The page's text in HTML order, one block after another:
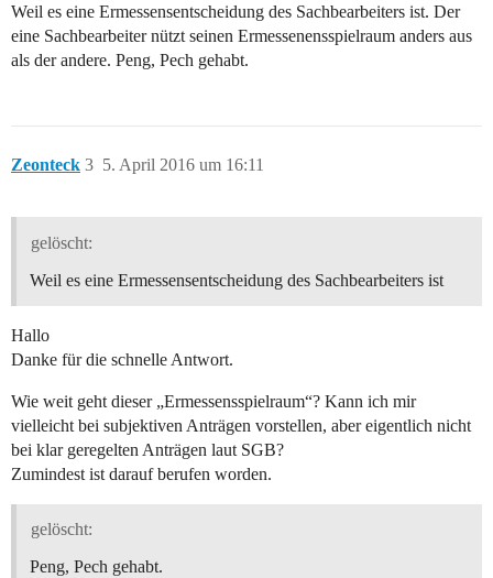
Weil es eine Ermessensentscheidung des Sachbearbeiters ist. Der
eine Sachbearbeiter nützt seinen Ermessenensspielraum anders aus
als der andere. Peng, Pech gehabt.
Zeonteck 5. April 2016 um 16:11
3
gelöscht:
Weil es eine Ermessensentscheidung des Sachbearbeiters ist
Hallo
Danke für die schnelle Antwort.
Wie weit geht dieser „Ermessensspielraum“? Kann ich mir
vielleicht bei subjektiven Anträgen vorstellen, aber eigentlich nicht
bei klar geregelten Anträgen laut SGB?
Zumindest ist darauf berufen worden.
gelöscht:
Peng, Pech gehabt.